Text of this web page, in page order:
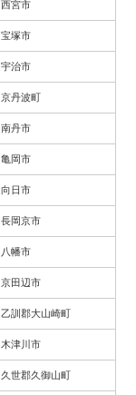
西宮市
宝塚市
宇治市
京丹波町
南丹市
亀岡市
向日市
長岡京市
八幡市
京田辺市
乙訓郡大山崎町
木津川市
久世郡久御山町